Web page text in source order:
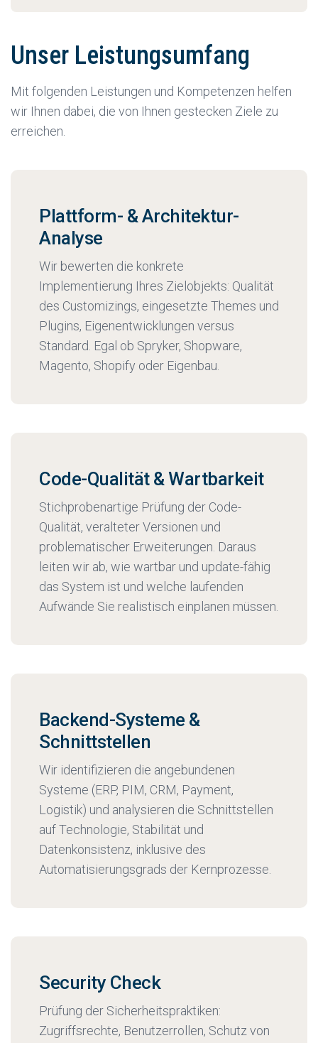
Anforderungen abbildbar sind.
kennt, kann sie beheben oder souverän
adressieren, statt in der Verhandlung vom
eigenen System überrascht zu werden. Mit einer
Vendor Due Diligence gehen Sie vorbereitet in
den Prozess und schützen Ihren Kaufpreis.
Unser Leistungsumfang
Mit folgenden Leistungen und Kompetenzen helfen
wir Ihnen dabei, die von Ihnen gestecken Ziele zu
erreichen.
Plattform- & Architektur-
Analyse
Wir bewerten die konkrete
Implementierung Ihres Zielobjekts: Qualität
des Customizings, eingesetzte Themes und
Plugins, Eigenentwicklungen versus
Standard. Egal ob Spryker, Shopware,
Magento, Shopify oder Eigenbau.
Code-Qualität & Wartbarkeit
Stichprobenartige Prüfung der Code-
Qualität, veralteter Versionen und
problematischer Erweiterungen. Daraus
leiten wir ab, wie wartbar und update-fähig
das System ist und welche laufenden
Aufwände Sie realistisch einplanen müssen.
Backend-Systeme &
Schnittstellen
Wir identifizieren die angebundenen
Systeme (ERP, PIM, CRM, Payment,
Logistik) und analysieren die Schnittstellen
auf Technologie, Stabilität und
Datenkonsistenz, inklusive des
Automatisierungsgrads der Kernprozesse.
Security Check
Prüfung der Sicherheitspraktiken:
Zugriffsrechte, Benutzerrollen, Schutz von